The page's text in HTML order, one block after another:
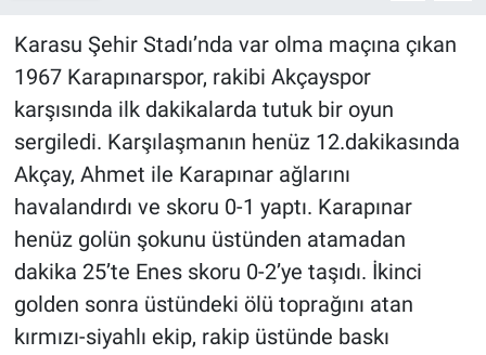
Karasu Şehir Stadı’nda var olma maçına çıkan
1967 Karapınarspor, rakibi Akçayspor
karşısında ilk dakikalarda tutuk bir oyun
sergiledi. Karşılaşmanın henüz 12.dakikasında
Akçay, Ahmet ile Karapınar ağlarını
havalandırdı ve skoru 0-1 yaptı. Karapınar
henüz golün şokunu üstünden atamadan
dakika 25’te Enes skoru 0-2’ye taşıdı. İkinci
golden sonra üstündeki ölü toprağını atan
kırmızı-siyahlı ekip, rakip üstünde baskı